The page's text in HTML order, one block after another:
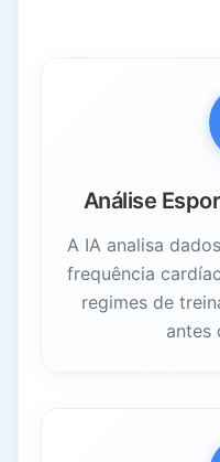
Distribuição e
Personalização
Desafios e
Direitos e
Preocupações
Necessidade de
Análise
A IA analisa
frequência
regimes de
antes